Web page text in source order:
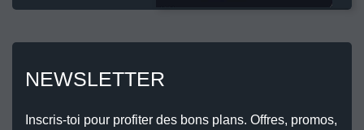
NEWSLETTER
Inscris-toi pour profiter des bons plans. Offres, promos,